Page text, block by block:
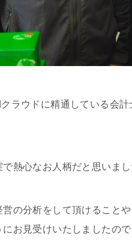
ラウドに精通している会
熱心なお人柄だと思いまし
の分析をして頂けること
お見受けいたしましたの